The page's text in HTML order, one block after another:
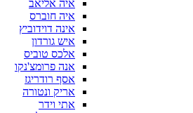
איה אליאב
איה חוברס
אינה דוידוביץ
איש גורדון
אלכס טוביס
אנה פרומצ'נקו
אסף רודריגז
אריק ונטורה
אתי וידר